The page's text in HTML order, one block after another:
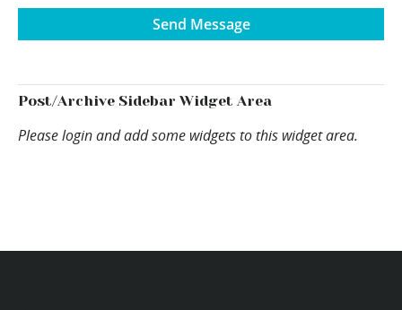
Post/Archive Sidebar Widget Area
Please login and add some widgets to this widget area.